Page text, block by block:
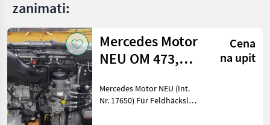
zanimati:
Mercedes Motor
NEU OM 473,
471, 4
Cena
na upit
Mercedes Motor NEU (Int.
Nr. 17650) Für Feldhäcksler,